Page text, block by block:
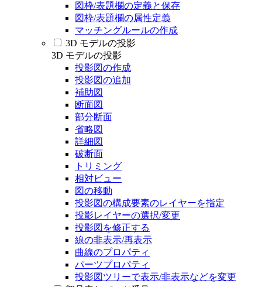
図枠/表題欄の定義と保存
図枠/表題欄の属性定義
マッチングルールの作成
3D モデルの投影
3D モデルの投影
投影図の作成
投影図の追加
補助図
断面図
部分断面
省略図
詳細図
破断面
トリミング
相対ビュー
図の移動
投影図の構成要素のレイヤーを指定
投影レイヤーの選択/変更
投影図を修正する
線の非表示/再表示
曲線のプロパティ
パーツプロパティ
投影図ツリーで表示/非表示などを変更